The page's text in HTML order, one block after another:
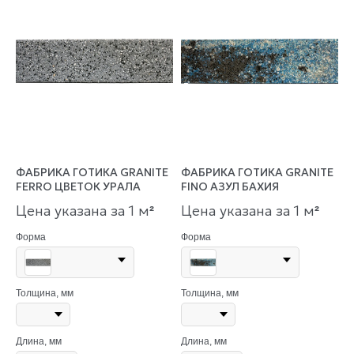
ФАБРИКА ГОТИКА GRANITE
FERRO ЦВЕТОК УРАЛА
Цена указана за 1 м²
Форма
Толщина, мм
Длина, мм
ФАБРИКА ГОТИКА GRANITE
FINO АЗУЛ БАХИЯ
Цена указана за 1 м²
Форма
Толщина, мм
Длина, мм